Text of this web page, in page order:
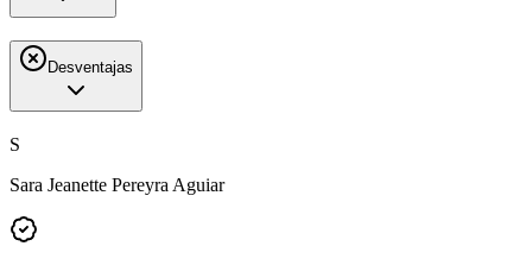
Desventajas
S
Sara Jeanette Pereyra Aguiar